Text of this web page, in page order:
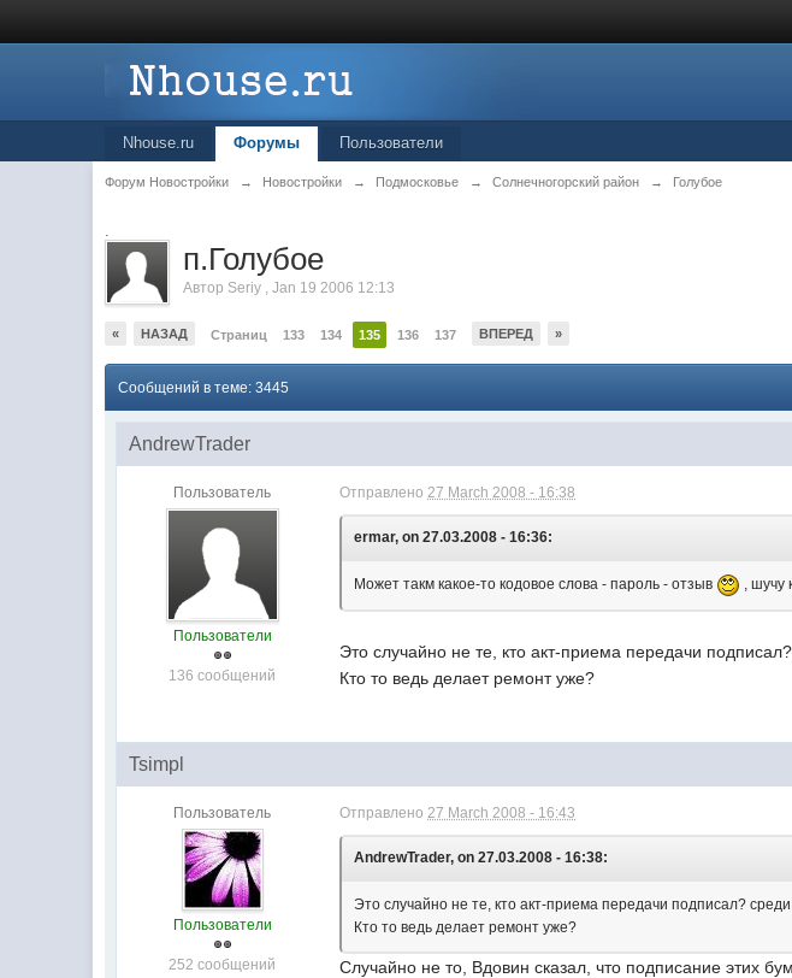
Nhouse.ru Форумы Пользователи
Форум Новостройки → Новостройки → Подмосковье → Солнечногорский район → Голубое
.
п.Голубое
Автор Seriy ,Jan 19 2006 12:13
« НАЗАД Страниц 133 134 135 136 137 ВПЕРЕД »
Сообщений в теме: 3445
AndrewTrader
Пользователь
Пользователи
136 сообщений
Отправлено27 March 2008 - 16:38
ermar, on 27.03.2008 - 16:36:
Может такм какое-то кодовое слова - пароль - отзыв , шучу
Это случайно не те, кто акт-приема передачи
Кто то ведь делает ремонт уже?
Tsimpl
Пользователь
Пользователи
252 сообщений
Отправлено27 March 2008 - 16:43
AndrewTrader, on 27.03.2008 - 16:38:
Это случайно не те, кто акт-приема передачи подписал?
Кто то ведь делает ремонт уже?
Случайно не то, Вдовин сказал, что подписание этих